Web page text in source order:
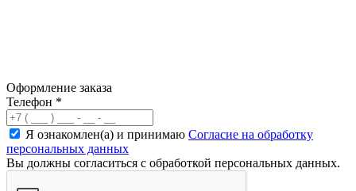
Оформление заказа
Телефон *
Я ознакомлен(а) и принимаю Согласие на обработку
персональных данных
Вы должны согласиться с обработкой персональных данных.